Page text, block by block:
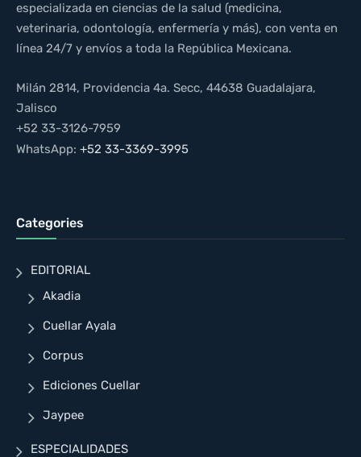
especializada en ciencias de la salud (medicina,
veterinaria, odontología, enfermería y más), con venta en
línea 24/7 y envíos a toda la República Mexicana.
Milán 2814, Providencia 4a. Secc, 44638 Guadalajara,
Jalisco
+52 33-3126-7959
WhatsApp: +52 33-3369-3995
Categories
EDITORIAL
Akadia
Cuellar Ayala
Corpus
Ediciones Cuellar
Jaypee
ESPECIALIDADES